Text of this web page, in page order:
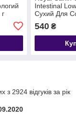
Intestinal
Сухий Для
1.5 кг
540₴
з 2924 відгуків за рік